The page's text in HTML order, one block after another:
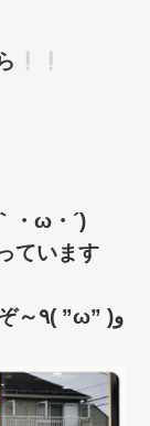
ω・´)ゞ
ています
いきなりの完成ですがどうぞ～٩( ”ω” )و